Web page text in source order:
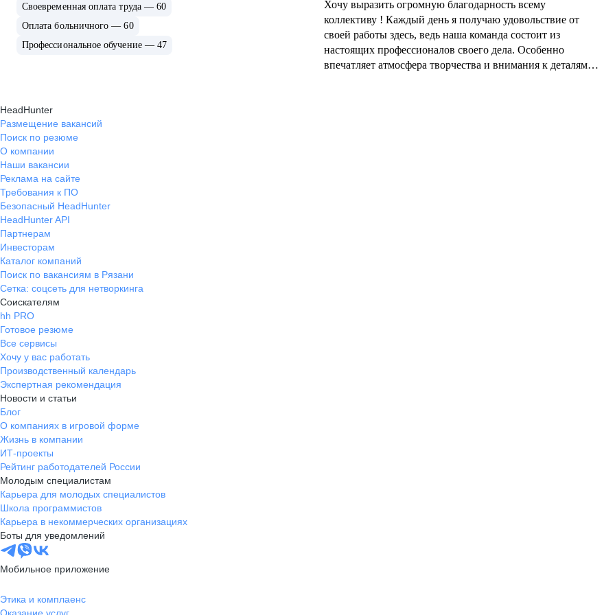
Своевременная оплата труда — 60
Оплата больничного — 60
Профессиональное обучение — 47
Хочу выразить огромную благодарность всему
коллективу ! Каждый день я получаю удовольствие от
своей работы здесь, ведь наша команда состоит из
настоящих профессионалов своего дела. Особенно
впечатляет атмосфера творчества и внимания к деталям,
HeadHunter
Размещение вакансий
Поиск по резюме
О компании
Наши вакансии
Реклама на сайте
Требования к ПО
Безопасный HeadHunter
HeadHunter API
Партнерам
Инвесторам
Каталог компаний
Поиск по вакансиям в Рязани
Сетка: соцсеть для нетворкинга
Соискателям
hh PRO
Готовое резюме
Все сервисы
Хочу у вас работать
Производственный календарь
Экспертная рекомендация
Новости и статьи
Блог
О компаниях в игровой форме
Жизнь в компании
ИТ-проекты
Рейтинг работодателей России
Молодым специалистам
Карьера для молодых специалистов
Школа программистов
Карьера в некоммерческих организациях
Боты для уведомлений
Мобильное приложение
Этика и комплаенс